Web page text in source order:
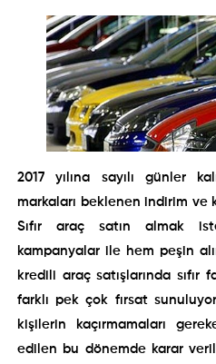
2017 yılına sayılı günler
markaları beklenen indirim ve
Sıfır araç satın almak
kampanyalar ile hem peşin
kredili araç satışlarında
farklı pek çok fırsat
kişilerin kaçırmamaları
edilen bu dönemde karar